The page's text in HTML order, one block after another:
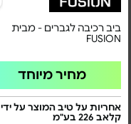
ביב רכיבה לגברים - מבית
FUSION
מחיר מיוחד
אחריות על טיב המוצר על ידי
קלאב 226 בע"מ